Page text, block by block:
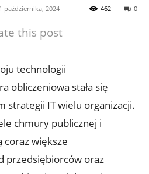
października, 2024 0
462
this post
technologii
‌obliczeniowa⁢ stała się
strategii IT​ wielu ‌organizacji.
chmury publicznej i
coraz większe
przedsiębiorców oraz